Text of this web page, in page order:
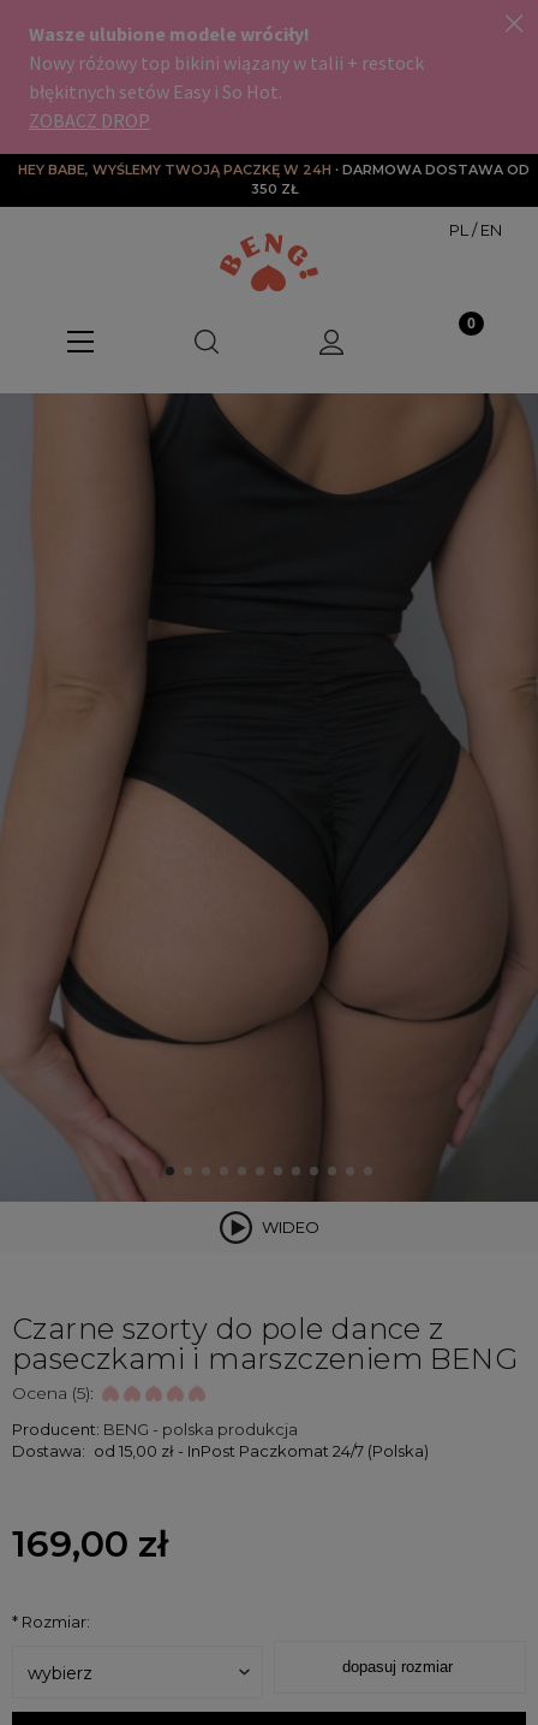
HEY BABE, WYŚLEMY TWOJĄ PACZKĘ W 24H ∙ DARMOWA DOSTAWA OD
350 ZŁ
PL /EN
WIDEO
Czarne szorty do pole dance z
paseczkami i marszczeniem BENG
Ocena (5):
Producent: BENG - polska produkcja
Dostawa: od 15,00 zł - InPost Paczkomat 24/7 (Polska)
169,00 zł
* Rozmiar:
dopasuj rozmiar